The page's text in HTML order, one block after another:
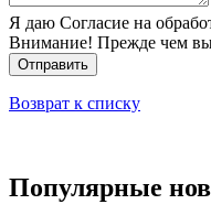
Я даю Согласие на
Внимание! Прежде чем вы
Отправить
Возврат к списку
Популярные